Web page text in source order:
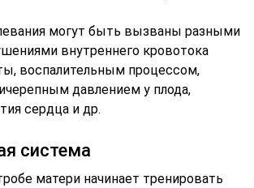
могут быть вызваны разными
внутреннего кровотока
воспалительным процессом,
давлением у плода,
сердца и др.
система
матери начинает тренировать